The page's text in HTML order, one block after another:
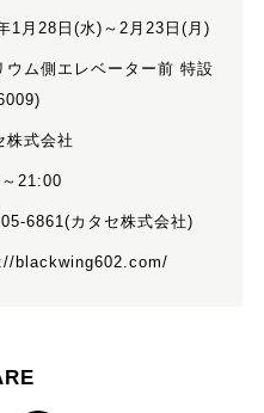
1月28日(水)～2月23日(月)
ウム側エレベーター前 特設
株式会社
21:00
6861(カタセ株式会社)
blackwing602.com/